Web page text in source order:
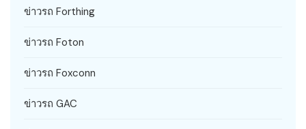
ข่าวรถ Forthing
ข่าวรถ Foton
ข่าวรถ Foxconn
ข่าวรถ GAC